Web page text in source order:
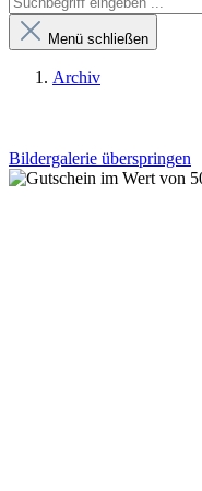
Menü schließen
Archiv
Bildergalerie überspringen